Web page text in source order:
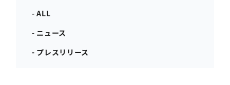
- ALL
- ニュース
- プレスリリース